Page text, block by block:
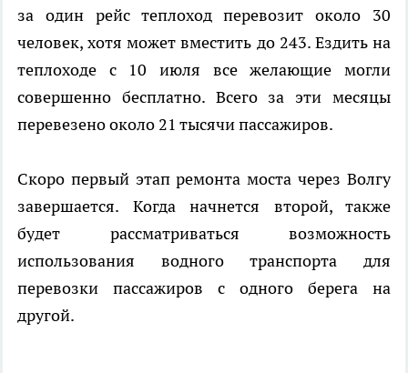
за один рейс теплоход перевозит около 30
человек, хотя может вместить до 243. Ездить на
теплоходе с 10 июля все желающие могли
совершенно бесплатно. Всего за эти месяцы
перевезено около 21 тысячи пассажиров.
Скоро первый этап ремонта моста через Волгу
завершается. Когда начнется второй, также
будет рассматриваться возможность
использования водного транспорта для
перевозки пассажиров с одного берега на
другой.